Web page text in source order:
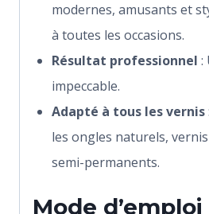
modernes, amusants et
à toutes les occasions.
Résultat professionnel :
impeccable.
Adapté à tous les vernis
les ongles naturels,
semi-permanents.
Mode d’emploi